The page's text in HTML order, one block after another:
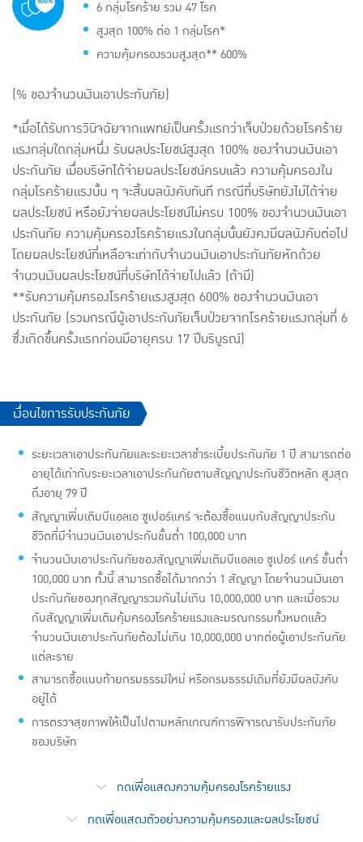
6 กลุ่มโรคร้าย รวม 47 โรค
สูงสุด 100% ต่อ 1 กลุ่มโรค*
ความคุ้มครองรวมสูงสุด** 600%
(% ของจำนวนเงินเอาประกันภัย)
*เมื่อได้รับการวินิจฉัยจากแพทย์เป็นครั้งแรกว่าเจ็บป่วยด้วยโรคร้าย
แรงกลุ่มใดกลุ่มหนึ่ง รับผลประโยชน์สูงสุด 100% ของจำนวนเงินเอา
ประกันภัย เมื่อบริษัทได้จ่ายผลประโยชน์ครบแล้ว ความคุ้มครองใน
กลุ่มโรคร้ายแรงนั้น ๆ จะสิ้นผลบังคับทันที กรณีที่บริษัทยังไม่ได้จ่าย
ผลประโยชน์ หรือยังจ่ายผลประโยชน์ไม่ครบ 100% ของจำนวนเงินเอา
ประกันภัย ความคุ้มครองโรคร้ายแรงในกลุ่มนั้นยังคงมีผลบังคับต่อไป
โดยผลประโยชน์ที่เหลือจะเท่ากับจำนวนเงินเอาประกันภัยหักด้วย
จำนวนเงินผลประโยชน์ที่บริษัทได้จ่ายไปแล้ว (ถ้ามี)
**รับความคุ้มครองโรคร้ายแรงสูงสุด 600% ของจำนวนเงินเอา
ประกันภัย (รวมกรณีผู้เอาประกันภัยเจ็บป่วยจากโรคร้ายแรงกลุ่มที่ 6
ซึ่งเกิดขึ้นครั้งแรกก่อนมีอายุครบ 17 ปีบริบูรณ์)
เงื่อนไขการรับประกันภัย
ระยะเวลาเอาประกันภัยและระยะเวลาชำระเบี้ยประกันภัย 1 ปี สามารถต่อ
อายุได้เท่ากับระยะเวลาเอาประกันภัยตามสัญญาประกันชีวิตหลัก สูงสุด
ถึงอายุ 79 ปี
สัญญาเพิ่มเติมบีแอลเอ ซูเปอร์แคร์ จะต้องซื้อแนบกับสัญญาประกัน
ชีวิตที่มีจำนวนเงินเอาประกันขั้นต่ำ 100,000 บาท
จำนวนเงินเอาประกันภัยของสัญญาเพิ่มเติมบีแอลเอ ซูเปอร์ แคร์ ขั้นต่ำ
100,000 บาท ทั้งนี้ สามารถซื้อได้มากกว่า 1 สัญญา โดยจำนวนเงินเอา
ประกันภัยของทุกสัญญารวมกันไม่เกิน 10,000,000 บาท และเมื่อรวม
กับสัญญาเพิ่มเติมคุ้มครองโรคร้ายแรงและมรณกรรมทั้งหมดแล้ว
จำนวนเงินเอาประกันภัยต้องไม่เกิน 10,000,000 บาทต่อผู้เอาประกันภัย
แต่ละราย
สามารถซื้อแนบท้ายกรมธรรม์ใหม่ หรือกรมธรรม์เดิมที่ยังมีผลบังคับ
อยู่ได้
การตรวจสุขภาพให้เป็นไปตามหลักเกณฑ์การพิจารณารับประกันภัย
ของบริษัท
กดเพื่อแสดงความคุ้มครองโรคร้ายแรง
กดเพื่อแสดงตัวอย่างความคุ้มครองและผลประโยชน์